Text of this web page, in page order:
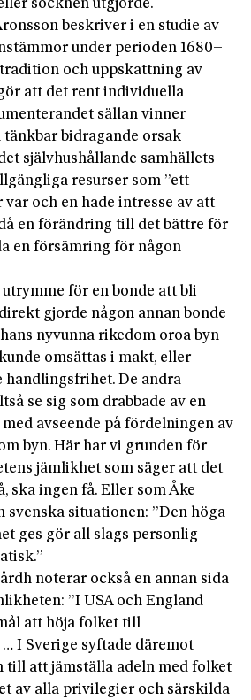
socknen utgjorde.
beskriver i en studie av
under perioden 1680–
och uppskattning av
att det rent individuella
sällan vinner
tänkbar bidragande orsak
självhushållande samhällets
resurser som ”ett
var och en hade intresse av att
en förändring till det bättre för
en försämring för någon
för en bonde att bli
gjorde någon annan bonde
nyvunna rikedom oroa byn
omsättas i makt, eller
handlingsfrihet. De andra
se sig som drabbade av en
avseende på fördelningen av
byn. Här har vi grunden för
jämlikhet som säger att det
ska ingen få. Eller som Åke
svenska situationen: ”Den höga
ges gör all slags personlig
noterar också en annan sida
”I USA och England
att höja folket till
I Sverige syftade däremot
till att jämställa adeln med folket
av alla privilegier och särskilda